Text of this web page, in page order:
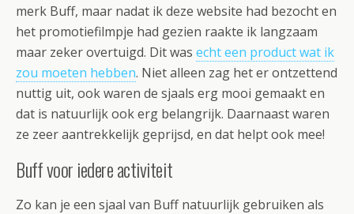
merk Buff, maar nadat ik deze website had bezocht en
het promotiefilmpje had gezien raakte ik langzaam
maar zeker overtuigd. Dit was echt een product wat ik
zou moeten hebben. Niet alleen zag het er ontzettend
nuttig uit, ook waren de sjaals erg mooi gemaakt en
dat is natuurlijk ook erg belangrijk. Daarnaast waren
ze zeer aantrekkelijk geprijsd, en dat helpt ook mee!
Buff voor iedere activiteit
Zo kan je een sjaal van Buff natuurlijk gebruiken als